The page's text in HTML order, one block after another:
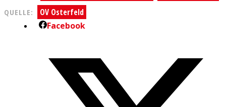
QUELLE:
OV Osterfeld
Facebook